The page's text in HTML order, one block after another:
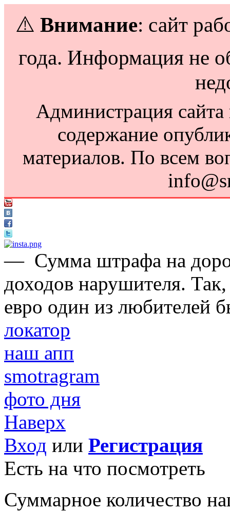
⚠️ Внимание: сайт
года. Информация не
Администрация сайта
содержание
материалов. По всем
— Сумма штрафа на
доходов нарушителя.
евро один из любителей
локатор
наш апп
smotragram
фото дня
Наверх
Вход или Регистрация
Есть на что посмотреть
Суммарное количество